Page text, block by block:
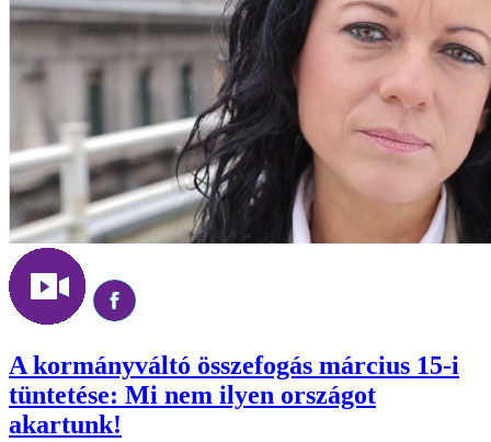
A kormányváltó összefogás március 15-i
tüntetése: Mi nem ilyen országot
akartunk!